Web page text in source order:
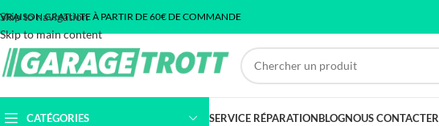
Skip to navigation
Skip to main content
GRATUITE À PARTIR DE 60€ DE COMMANDE
CATÉGORIES SERVICE RÉPARATIONBLOGNOUS CONTACTER